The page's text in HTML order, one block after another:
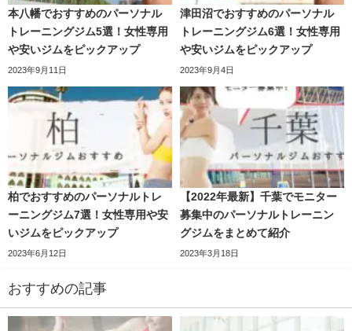
本八幡でおすすめのパーソナル
トレーニングジム5選！女性専用
や安いジムをピックアップ
2023年9月11日
津田沼でおすすめのパーソナル
トレーニングジム6選！女性専用
や安いジムをピックアップ
2023年9月4日
柏でおすすめのパーソナルトレ
ーニングジム7選！女性専用や安
いジムをピックアップ
2023年6月12日
【2022年最新】千葉でモニター
募集中のパーソナルトレーニン
グジムをまとめて紹介
2023年3月18日
おすすめの記事